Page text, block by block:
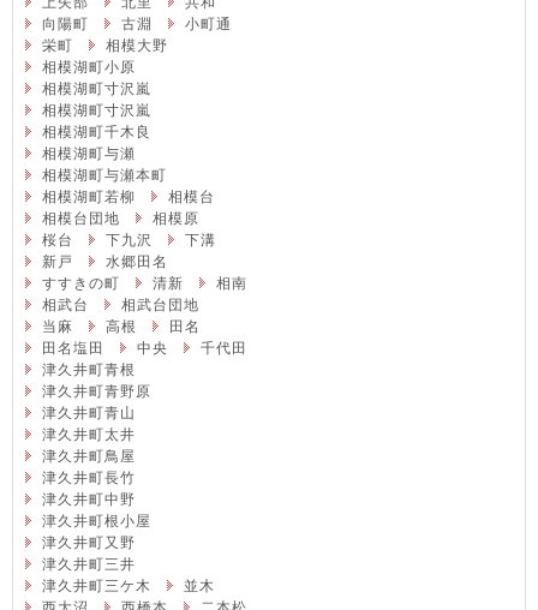
向陽町
古淵
小町通
栄町
相模大野
相模湖町小原
相模湖町寸沢嵐
相模湖町寸沢嵐
相模湖町千木良
相模湖町与瀬
相模湖町与瀬本町
相模湖町若柳
相模台
相模台団地
相模原
桜台
下九沢
下溝
新戸
水郷田名
すすきの町
清新
相南
相武台
相武台団地
当麻
高根
田名
田名塩田
中央
千代田
津久井町青根
津久井町青野原
津久井町青山
津久井町太井
津久井町鳥屋
津久井町長竹
津久井町中野
津久井町根小屋
津久井町又野
津久井町三井
津久井町三ケ木
並木